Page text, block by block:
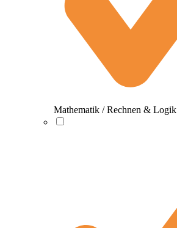
Mathematik / Rechnen & Logik